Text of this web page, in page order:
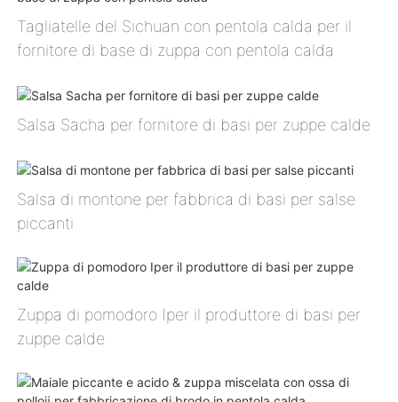
Tagliatelle del Sichuan con pentola calda per il
fornitore di base di zuppa con pentola calda
Salsa Sacha per fornitore di basi per zuppe calde
Salsa di montone per fabbrica di basi per salse
piccanti
Zuppa di pomodoro Ⅰper il produttore di basi per
zuppe calde